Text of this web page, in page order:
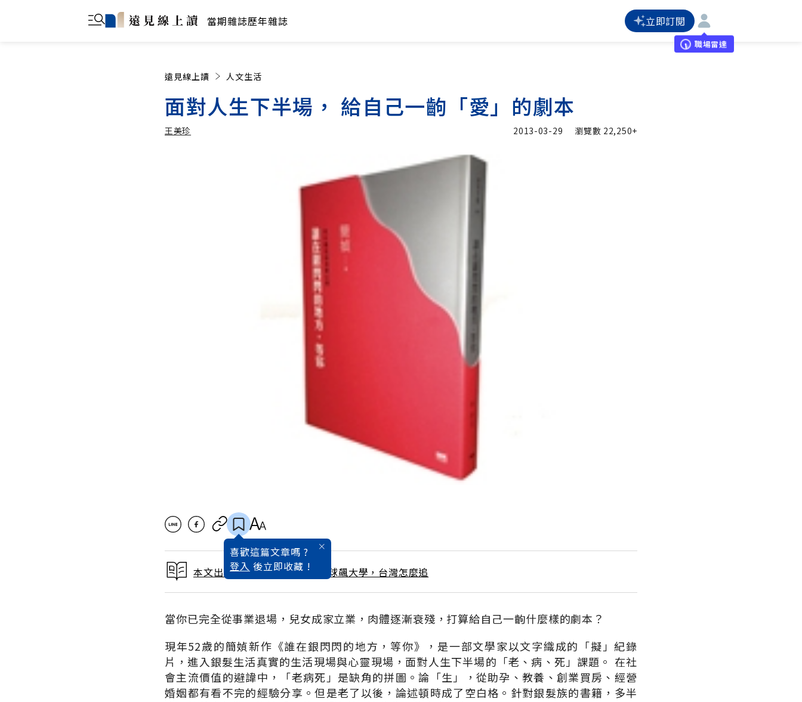
當期雜誌歷年雜誌 立即訂閱
職場雷達
遠見線上讀 人文生活
面對人生下半場， 給自己一齣「愛」的劇本
王美珍 2013-03-29 瀏覽數 22,250+
喜歡這篇文章嗎 ?
登入 後立即收藏 !
本文出自 2013 / 4月號雜誌 全球飆大學，台灣怎麼追
當你已完全從事業退場，兒女成家立業，肉體逐漸衰殘，打算給自己一齣什麼樣的劇本？
現年52歲的簡媜新作《誰在銀閃閃的地方，等你》，是一部文學家以文字織成的「擬」紀錄
片，進入銀髮生活真實的生活現場與心靈現場，面對人生下半場的「老、病、死」課題。 在社
會主流價值的避諱中，「老病死」是缺角的拼圖。論「生」，從助孕、教養、創業買房、經營
婚姻都有看不完的經驗分享。但是老了以後，論述頓時成了空白格。針對銀髮族的書籍，多半